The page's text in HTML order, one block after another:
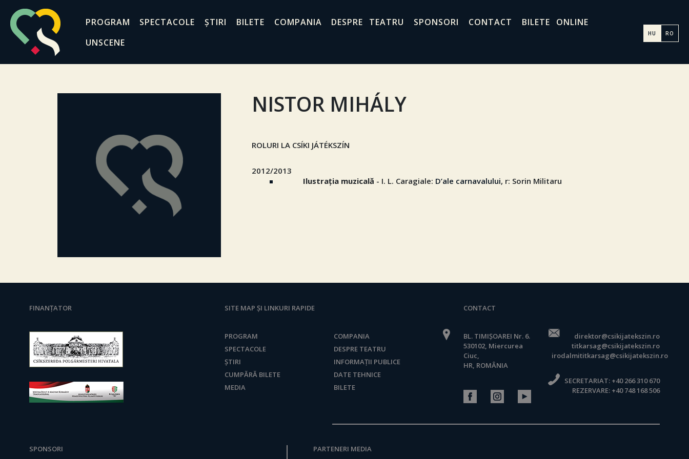
PROGRAM SPECTACOLE ȘTIRI BILETE COMPANIA DESPRE TEATRU SPONSORI CONTACT
BILETE ONLINE
UNSCENE
HU RO
NISTOR MIHÁLY
ROLURI LA CSÍKI JÁTÉKSZÍN
2012/2013
Ilustraţia muzicală - I. L. Caragiale: D’ale carnavalului, r: Sorin Militaru
FINANȚATOR SITE MAP ȘI LINKURI RAPIDE
PROGRAM
SPECTACOLE
ȘTIRI
CUMPĂRĂ BILETE
MEDIA
COMPANIA
DESPRE TEATRU
INFORMAȚII PUBLICE
DATE TEHNICE
BILETE
CONTACT
BL. TIMIȘOAREI Nr. 6.
530102, Miercurea
Ciuc,
HR, ROMÂNIA
direktor@csikijatekszin.ro
titkarsag@csikijatekszin.ro
irodalmititkarsag@csikijatekszin.ro
SECRETARIAT: +40 266 310 670
REZERVARE: +40 748 168 506
SPONSORI PARTENERI MEDIA